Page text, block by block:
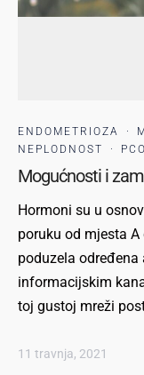
ENDOMETRIOZA ·
NEPLODNOST
·
Mogućnosti i
Hormoni su u
poruku od mjesta
poduzela određena
informacijskim
toj gustoj mreži
11 travnja, 2021